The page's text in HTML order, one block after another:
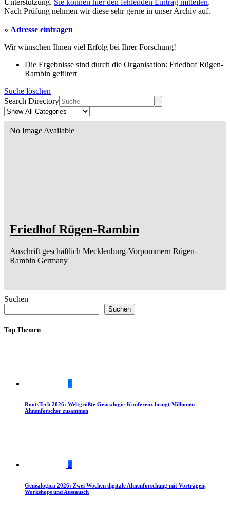
Unterstützung. Sie können hier den fehlenden Eintrag mitteilen.
Nach Prüfung nehmen wir diese sehr gerne in unser Archiv auf.
» Adresse eintragen
Wir wünschen Ihnen viel Erfolg bei Ihrer Forschung!
Die Ergebnisse sind durch die Organisation: Friedhof Rügen-
Rambin gefiltert
Suche löschen
Search Directory
No Image Available
Friedhof Rügen-Rambin
Anschrift geschäftlich Mecklenburg-Vorpommern Rügen-
Rambin Germany
Suchen
Suchen
Top Themen
1
RootsTech 2026: Weltgrößte Genealogie-Konferenz bringt Millionen
Ahnenforscher zusammen
2
Genealogica 2026: Zwei Wochen digitale Ahnenforschung mit Vorträgen,
Workshops und Austausch